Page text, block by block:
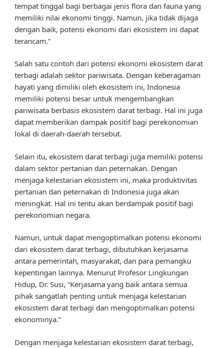
tempat tinggal bagi berbagai jenis flora dan fauna yang
memiliki nilai ekonomi tinggi. Namun, jika tidak dijaga
dengan baik, potensi ekonomi dari ekosistem ini dapat
terancam.”
Salah satu contoh dari potensi ekonomi ekosistem darat
terbagi adalah sektor pariwisata. Dengan keberagaman
hayati yang dimiliki oleh ekosistem ini, Indonesia
memiliki potensi besar untuk mengembangkan
pariwisata berbasis ekosistem darat terbagi. Hal ini juga
dapat memberikan dampak positif bagi perekonomian
lokal di daerah-daerah tersebut.
Selain itu, ekosistem darat terbagi juga memiliki potensi
dalam sektor pertanian dan peternakan. Dengan
menjaga kelestarian ekosistem ini, maka produktivitas
pertanian dan peternakan di Indonesia juga akan
meningkat. Hal ini tentu akan berdampak positif bagi
perekonomian negara.
Namun, untuk dapat mengoptimalkan potensi ekonomi
dari ekosistem darat terbagi, dibutuhkan kerjasama
antara pemerintah, masyarakat, dan para pemangku
kepentingan lainnya. Menurut Profesor Lingkungan
Hidup, Dr. Susi, “Kerjasama yang baik antara semua
pihak sangatlah penting untuk menjaga kelestarian
ekosistem darat terbagi dan mengoptimalkan potensi
ekonominya.”
Dengan menjaga kelestarian ekosistem darat terbagi,